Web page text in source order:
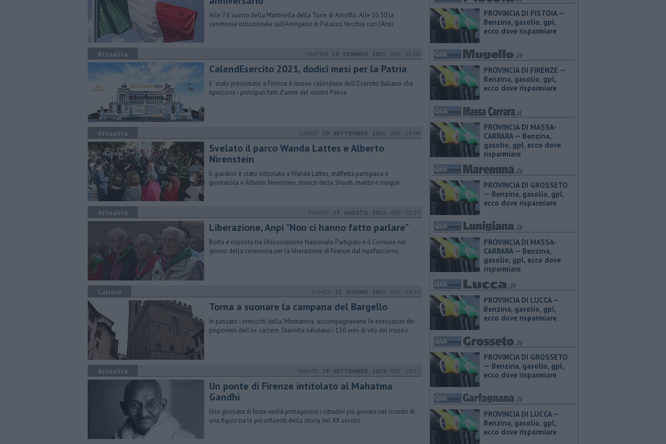
Alle 7 il suono della Martinella della Torre di Arnolfo. Alle 10.30 la
cerimonia istituzionale sull'Arengario di Palazzo Vecchio con l'Anpi
Attualità MARTEDÌ 19 GENNAIO 2021 ORE 15:00
CalendEsercito 2021, dodici mesi per la Patria
E' stato presentato a Firenze il nuovo calendario dell'Esercito Italiano che
ripercorre i principali fatti d'arme del nostro Paese
Attualità LUNEDÌ 20 SETTEMBRE 2021 ORE 14:08
Svelato il parco Wanda Lattes e Alberto
Nirenstein
Il giardino è stato intitolato a Wanda Lattes, staffetta partigiana e
giornalista e Alberto Nirenstein, storico della Shoah, marito e moglie
Attualità SABATO 13 AGOSTO 2016 ORE 11:20
Liberazione, Anpi "Non ci hanno fatto parlare"
Botta e risposta tra l'Associazione Nazionale Partigiani e il Comune nel
giorno della cerimonia per la liberazione di Firenze dal nazifascismo
Cultura LUNEDÌ 22 GIUGNO 2015 ORE 14:29
Torna a suonare la campana del Bargello
In passato i rintocchi della 'Montanina' accompagnavano le esecuzioni dei
prigionieri dell'ex carcere. Stavolta salutano i 150 anni di vita del museo
Attualità SABATO 28 SETTEMBRE 2019 ORE 10:13
Un ponte di Firenze intitolato al Mahatma
Gandhi
Una giornata di festa vedrà protagonisti i cittadini più giovani nel ricordo di
una figura tra le più influenti della storia del XX secolo
PROVINCIA DI PISTOIA — ​
Benzina, gasolio, gpl,
ecco dove risparmiare
PROVINCIA DI FIRENZE — ​
Benzina, gasolio, gpl,
ecco dove risparmiare
PROVINCIA DI MASSA-
CARRARA — ​Benzina,
gasolio, gpl, ecco dove
risparmiare
PROVINCIA DI GROSSETO
— ​Benzina, gasolio, gpl,
ecco dove risparmiare
PROVINCIA DI MASSA-
CARRARA — ​Benzina,
gasolio, gpl, ecco dove
risparmiare
PROVINCIA DI LUCCA — ​
Benzina, gasolio, gpl,
ecco dove risparmiare
PROVINCIA DI GROSSETO
— ​Benzina, gasolio, gpl,
ecco dove risparmiare
PROVINCIA DI LUCCA — ​
Benzina, gasolio, gpl,
ecco dove risparmiare